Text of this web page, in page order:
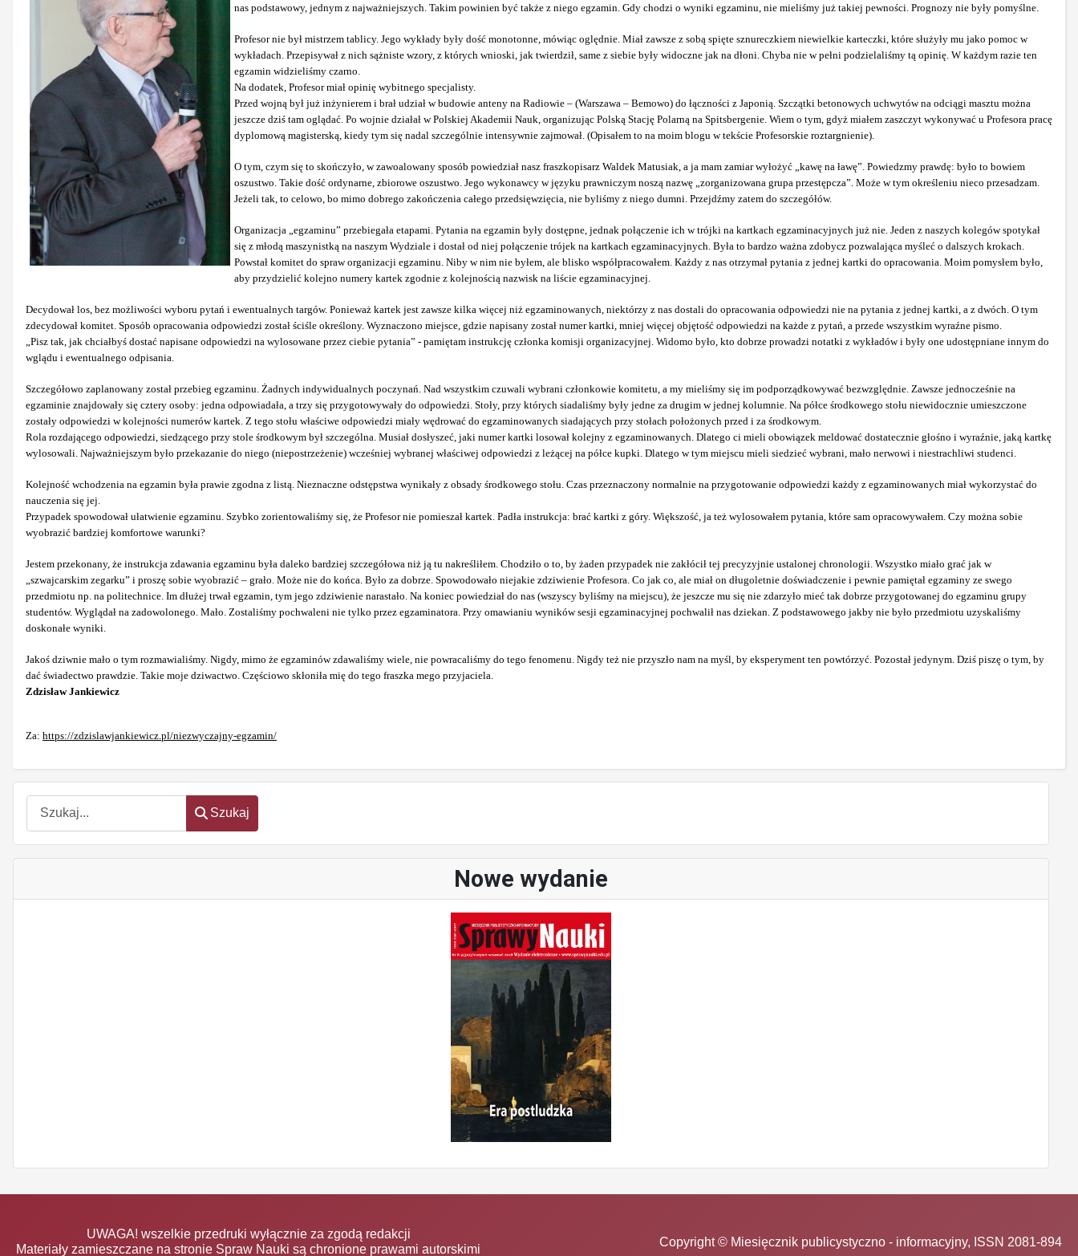
Szukaj
Szukaj
Nowe wydanie
nas podstawowy, jednym z najważniejszych. Takim powinien być także z niego egzamin. Gdy chodzi o wyniki egzaminu, nie mieliśmy już takiej pewności. Prognozy nie były pomyślne.
Profesor nie był mistrzem tablicy. Jego wykłady były dość monotonne, mówiąc oględnie. Miał zawsze z sobą spięte sznureczkiem niewielkie karteczki, które służyły mu jako pomoc w
wykładach. Przepisywał z nich sążniste wzory, z których wnioski, jak twierdził, same z siebie były widoczne jak na dłoni. Chyba nie w pełni podzielaliśmy tą opinię. W każdym razie ten
egzamin widzieliśmy czarno.
Na dodatek, Profesor miał opinię wybitnego specjalisty.
Przed wojną był już inżynierem i brał udział w budowie anteny na Radiowie – (Warszawa – Bemowo) do łączności z Japonią. Szczątki betonowych uchwytów na odciągi masztu można
jeszcze dziś tam oglądać. Po wojnie działał w Polskiej Akademii Nauk, organizując Polską Stację Polarną na Spitsbergenie. Wiem o tym, gdyż miałem zaszczyt wykonywać u Profesora pracę
dyplomową magisterską, kiedy tym się nadal szczególnie intensywnie zajmował. (Opisałem to na moim blogu w tekście Profesorskie roztargnienie).
O tym, czym się to skończyło, w zawoalowany sposób powiedział nasz fraszkopisarz Waldek Matusiak, a ja mam zamiar wyłożyć „kawę na ławę”. Powiedzmy prawdę: było to bowiem
oszustwo. Takie dość ordynarne, zbiorowe oszustwo. Jego wykonawcy w języku prawniczym noszą nazwę „zorganizowana grupa przestępcza”. Może w tym określeniu nieco przesadzam.
Jeżeli tak, to celowo, bo mimo dobrego zakończenia całego przedsięwzięcia, nie byliśmy z niego dumni. Przejdźmy zatem do szczegółów.
Organizacja „egzaminu” przebiegała etapami. Pytania na egzamin były dostępne, jednak połączenie ich w trójki na kartkach egzaminacyjnych już nie. Jeden z naszych kolegów spotykał
się z młodą maszynistką na naszym Wydziale i dostał od niej połączenie trójek na kartkach egzaminacyjnych. Była to bardzo ważna zdobycz pozwalająca myśleć o dalszych krokach.
Powstał komitet do spraw organizacji egzaminu. Niby w nim nie byłem, ale blisko współpracowałem. Każdy z nas otrzymał pytania z jednej kartki do opracowania. Moim pomysłem było,
aby przydzielić kolejno numery kartek zgodnie z kolejnością nazwisk na liście egzaminacyjnej.
Decydował los, bez możliwości wyboru pytań i ewentualnych targów. Ponieważ kartek jest zawsze kilka więcej niż egzaminowanych, niektórzy z nas dostali do opracowania odpowiedzi nie na pytania z jednej kartki, a z dwóch. O tym
zdecydował komitet. Sposób opracowania odpowiedzi został ściśle określony. Wyznaczono miejsce, gdzie napisany został numer kartki, mniej więcej objętość odpowiedzi na każde z pytań, a przede wszystkim wyraźne pismo.
„Pisz tak, jak chciałbyś dostać napisane odpowiedzi na wylosowane przez ciebie pytania” - pamiętam instrukcję członka komisji organizacyjnej. Widomo było, kto dobrze prowadzi notatki z wykładów i były one udostępniane innym do
wglądu i ewentualnego odpisania.
Szczegółowo zaplanowany został przebieg egzaminu. Żadnych indywidualnych poczynań. Nad wszystkim czuwali wybrani członkowie komitetu, a my mieliśmy się im podporządkowywać bezwzględnie. Zawsze jednocześnie na
egzaminie znajdowały się cztery osoby: jedna odpowiadała, a trzy się przygotowywały do odpowiedzi. Stoły, przy których siadaliśmy były jedne za drugim w jednej kolumnie. Na półce środkowego stołu niewidocznie umieszczone
zostały odpowiedzi w kolejności numerów kartek. Z tego stołu właściwe odpowiedzi miały wędrować do egzaminowanych siadających przy stołach położonych przed i za środkowym.
Rola rozdającego odpowiedzi, siedzącego przy stole środkowym był szczególna. Musiał dosłyszeć, jaki numer kartki losował kolejny z egzaminowanych. Dlatego ci mieli obowiązek meldować dostatecznie głośno i wyraźnie, jaką kartkę
wylosowali. Najważniejszym było przekazanie do niego (niepostrzeżenie) wcześniej wybranej właściwej odpowiedzi z leżącej na półce kupki. Dlatego w tym miejscu mieli siedzieć wybrani, mało nerwowi i niestrachliwi studenci.
Kolejność wchodzenia na egzamin była prawie zgodna z listą. Nieznaczne odstępstwa wynikały z obsady środkowego stołu. Czas przeznaczony normalnie na przygotowanie odpowiedzi każdy z egzaminowanych miał wykorzystać do
nauczenia się jej.
Przypadek spowodował ułatwienie egzaminu. Szybko zorientowaliśmy się, że Profesor nie pomieszał kartek. Padła instrukcja: brać kartki z góry. Większość, ja też wylosowałem pytania, które sam opracowywałem. Czy można sobie
wyobrazić bardziej komfortowe warunki?
Jestem przekonany, że instrukcja zdawania egzaminu była daleko bardziej szczegółowa niż ją tu nakreśliłem. Chodziło o to, by żaden przypadek nie zakłócił tej precyzyjnie ustalonej chronologii. Wszystko miało grać jak w
„szwajcarskim zegarku” i proszę sobie wyobrazić – grało. Może nie do końca. Było za dobrze. Spowodowało niejakie zdziwienie Profesora. Co jak co, ale miał on długoletnie doświadczenie i pewnie pamiętał egzaminy ze swego
przedmiotu np. na politechnice. Im dłużej trwał egzamin, tym jego zdziwienie narastało. Na koniec powiedział do nas (wszyscy byliśmy na miejscu), że jeszcze mu się nie zdarzyło mieć tak dobrze przygotowanej do egzaminu grupy
studentów. Wyglądał na zadowolonego. Mało. Zostaliśmy pochwaleni nie tylko przez egzaminatora. Przy omawianiu wyników sesji egzaminacyjnej pochwalił nas dziekan. Z podstawowego jakby nie było przedmiotu uzyskaliśmy
doskonałe wyniki.
Jakoś dziwnie mało o tym rozmawialiśmy. Nigdy, mimo że egzaminów zdawaliśmy wiele, nie powracaliśmy do tego fenomenu. Nigdy też nie przyszło nam na myśl, by eksperyment ten powtórzyć. Pozostał jedynym. Dziś piszę o tym, by
dać świadectwo prawdzie. Takie moje dziwactwo. Częściowo skłoniła mię do tego fraszka mego przyjaciela.
Zdzisław Jankiewicz
Za: https://zdzislawjankiewicz.pl/niezwyczajny-egzamin/
UWAGA! wszelkie przedruki wyłącznie za zgodą redakcji
Materiały zamieszczane na stronie Spraw Nauki są chronione prawami autorskimi
Copyright © Miesięcznik publicystyczno - informacyjny, ISSN 2081-894